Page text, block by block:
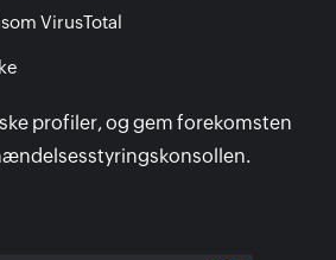
VirusTotal
profiler, og gem forekomsten